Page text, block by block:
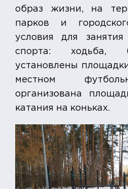
образ жизни, на
парков и
условия для
спорта: ходьба,
установлены
местном
организована
катания на коньках.